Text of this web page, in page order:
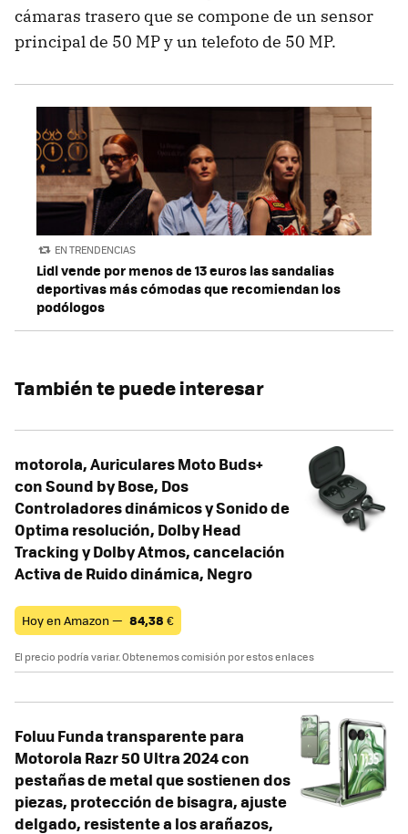
cámaras trasero que se compone de un sensor
principal de 50 MP y un telefoto de 50 MP.
EN TRENDENCIAS
Lidl vende por menos de 13 euros las sandalias
deportivas más cómodas que recomiendan los
podólogos
También te puede interesar
motorola, Auriculares Moto Buds+
con Sound by Bose, Dos
Controladores dinámicos y Sonido de
Optima resolución, Dolby Head
Tracking y Dolby Atmos, cancelación
Activa de Ruido dinámica, Negro
Hoy en Amazon — 84,38 €
El precio podría variar. Obtenemos comisión por estos enlaces
Foluu Funda transparente para
Motorola Razr 50 Ultra 2024 con
pestañas de metal que sostienen dos
piezas, protección de bisagra, ajuste
delgado, resistente a los arañazos,